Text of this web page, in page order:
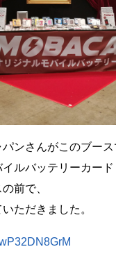
ンさんがこのブー
ルバッテリーカー
前で、
ただきました。